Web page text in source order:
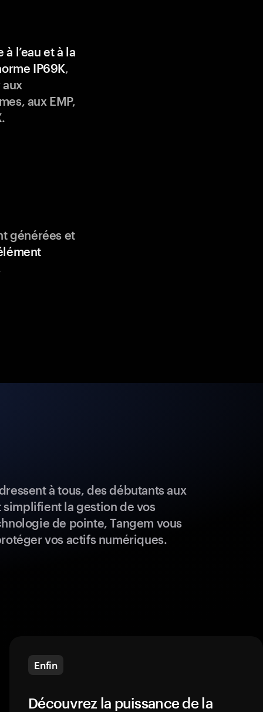
à l’eau et à la
IP69K,
aux EMP,
générées et
à tous, des débutants aux
la gestion de vos
de pointe, Tangem vous
vos actifs numériques.
Enfin
Découvrez la puissance de la